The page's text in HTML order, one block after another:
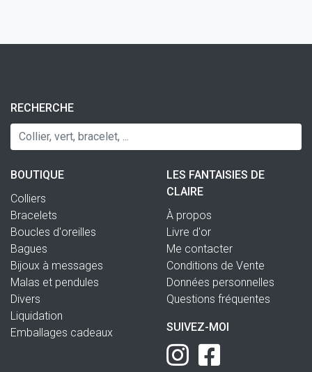
LES FANTAISIES DE
CLAIRE
À propos
Livre d'or
Me contacter
Conditions de Vente
Données personnelles
Questions fréquentes
SUIVEZ-MOI
BOUTIQUE
Colliers
Bracelets
Boucles d'oreilles
Bagues
Bijoux à messages
Malas et pendules
Divers
Liquidation
Emballages cadeaux
RECHERCHE